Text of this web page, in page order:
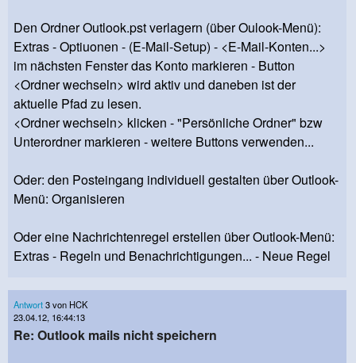
Den Ordner Outlook.pst verlagern (über Oulook-Menü):
Extras - Optiuonen - (E-Mail-Setup) - <E-Mail-Konten...>
im nächsten Fenster das Konto markieren - Button
<Ordner wechseln> wird aktiv und daneben ist der
aktuelle Pfad zu lesen.
<Ordner wechseln> klicken - "Persönliche Ordner" bzw
Unterordner markieren - weitere Buttons verwenden...
Oder: den Posteingang individuell gestalten über Outlook-
Menü: Organisieren
Oder eine Nachrichtenregel erstellen über Outlook-Menü:
Extras - Regeln und Benachrichtigungen... - Neue Regel
Antwort3 von HCK
23.04.12, 16:44:13
Re: Outlook mails nicht speichern